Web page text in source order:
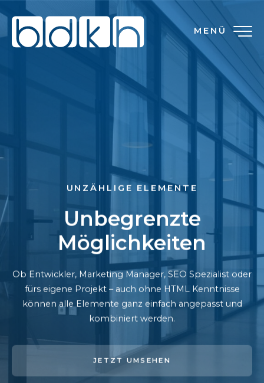
MENÜ
UNZÄHLIGE ELEMENTE
Unbegrenzte
Möglichkeiten
Ob Entwickler, Marketing Manager, SEO Spezialist oder
fürs eigene Projekt – auch ohne HTML Kenntnisse
können alle Elemente ganz einfach angepasst und
kombiniert werden.
JETZT UMSEHEN